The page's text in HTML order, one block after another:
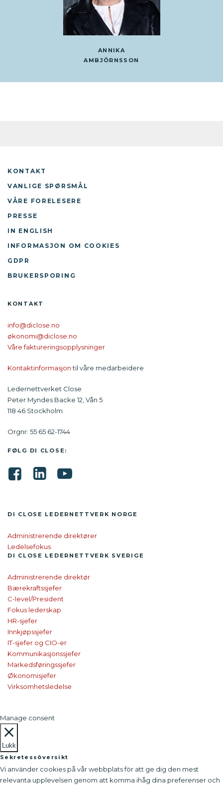
ANNIKA
AMBJÖRNSSON
KONTAKT
VANLIGE SPØRSMÅL
VÅRE FORELESERE
PRESSE
IN ENGLISH
INFORMASJON OM COOKIES
GDPR
BRUKERSPORING
KONTAKT
info@diclose.no
økonomi@diclose.no
Våre faktureringsopplysninger
Kontaktinformasjontil våre medarbeidere
Ledernettverket Close
Peter Myndes Backe 12, Vån 5
118 46 Stockholm
Orgnr: 55 65 62-1744
FØLG DI CLOSE:
DI CLOSE LEDER­NETTVERK NORGE
Administrerende direktører
Ledelsefokus
DI CLOSE LEDER­NETTVERK SVERIGE
Administrerende direktør
Bærekraftssjefer
C-level/President
Fokus lederskap
HR-sjefer
Innkjøpssjefer
IT-sjefer og CIO-er
Kommunikasjonssjefer
Markedsføringssjefer
Økonomisjefer
Virksomhetsledelse
Manage consent
Lukk
Sekretessöversikt
Vi använder cookies på vår webbplats för att ge dig den mest
relevanta upplevelsen genom att komma ihåg dina preferenser och